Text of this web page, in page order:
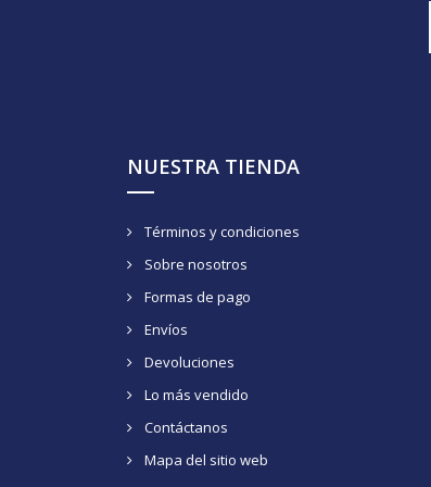
NUESTRA TIENDA
Términos y condiciones
Sobre nosotros
Formas de pago
Envíos
Devoluciones
Lo más vendido
Contáctanos
Mapa del sitio web